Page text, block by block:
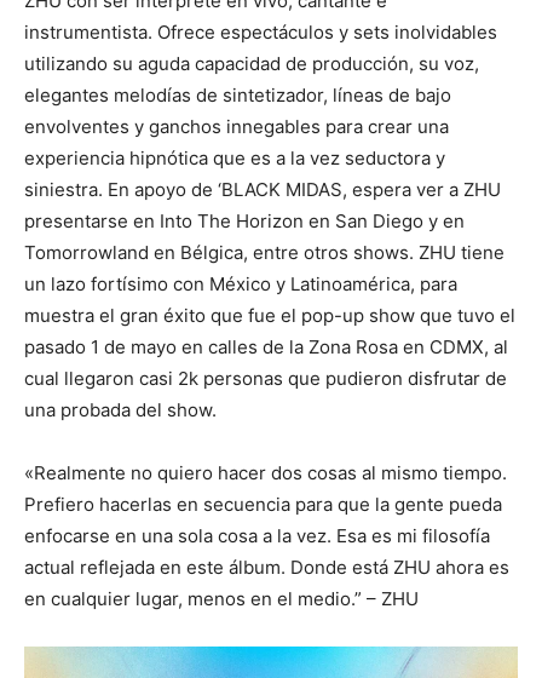
instrumentista. Ofrece espectáculos y sets inolvidables
utilizando su aguda capacidad de producción, su voz,
elegantes melodías de sintetizador, líneas de bajo
envolventes y ganchos innegables para crear una
experiencia hipnótica que es a la vez seductora y
siniestra. En apoyo de ‘BLACK MIDAS, espera ver a ZHU
presentarse en Into The Horizon en San Diego y en
Tomorrowland en Bélgica, entre otros shows. ZHU tiene
un lazo fortísimo con México y Latinoamérica, para
muestra el gran éxito que fue el pop-up show que tuvo el
pasado 1 de mayo en calles de la Zona Rosa en CDMX, al
cual llegaron casi 2k personas que pudieron disfrutar de
una probada del show.
«Realmente no quiero hacer dos cosas al mismo tiempo.
Prefiero hacerlas en secuencia para que la gente pueda
enfocarse en una sola cosa a la vez. Esa es mi filosofía
actual reflejada en este álbum. Donde está ZHU ahora es
en cualquier lugar, menos en el medio.” – ZHU